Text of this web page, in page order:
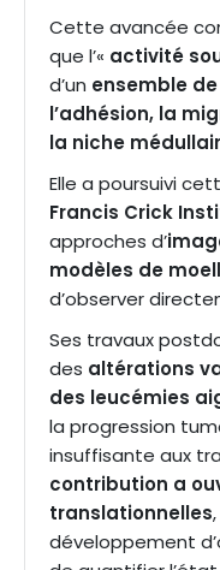
Cette avancée
que l’« activité
d’un ensemble
l’adhésion, la
la niche
Elle a poursuivi
Francis Crick
approches d’
modèles de
d’observer
Ses travaux
des altérations
des leucémies
la progression
insuffisante aux
contribution a
translationnelles
développement